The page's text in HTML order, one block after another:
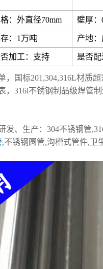
：外直径70mm 壁厚：
：1万吨 产地
加工：支持 是否
，国标201,304,316L材质
，316l不锈钢制品级焊管
发、生产：304不锈钢管
,不锈钢圆管,沟槽式管件,卫